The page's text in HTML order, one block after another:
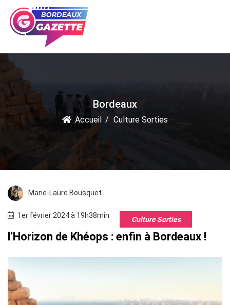
Bordeaux
Accueil Culture Sorties
Marie-Laure Bousquet
1er février 2024 à 19h38min Culture Sorties
l’Horizon de Khéops : enfin à Bordeaux !